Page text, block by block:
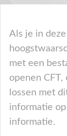
Als je in
met een
openen
lossen met
informatie
informatie.